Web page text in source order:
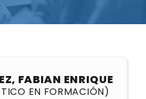
FABIAN ENRIQUE
EN FORMACIÓN)